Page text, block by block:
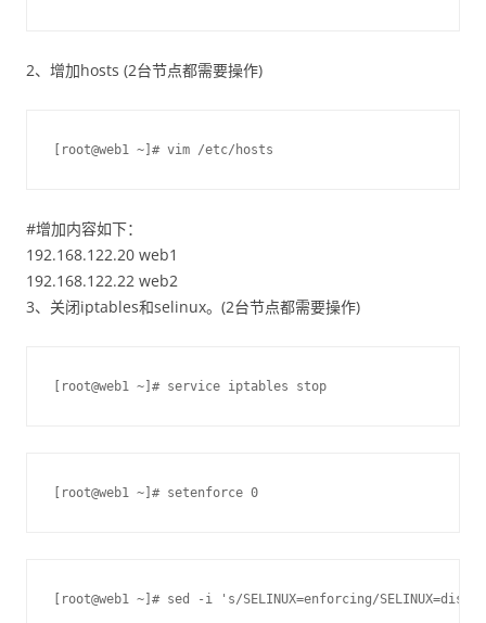
2、增加hosts (2台节点都需要操作)
[root@web1 ~]# vim /etc/hosts
#增加内容如下：
192.168.122.20 web1
192.168.122.22 web2
3、关闭iptables和selinux。(2台节点都需要操作)
[root@web1 ~]# service iptables stop
[root@web1 ~]# setenforce 0
[root@web1 ~]# sed -i 's/SELINUX=enforcing/